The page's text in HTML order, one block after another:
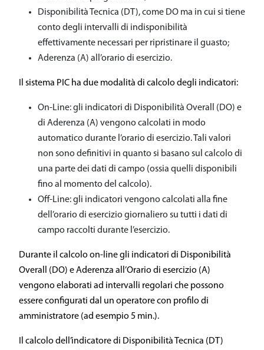
Disponibilità Tecnica (DT), come DO ma in cui si tiene
conto degli intervalli di indisponibilità
effettivamente necessari per ripristinare il guasto;
Aderenza (A) all’orario di esercizio.
Il sistema PIC ha due modalità di calcolo degli indicatori:
On-Line: gli indicatori di Disponibilità Overall (DO) e
di Aderenza (A) vengono calcolati in modo
automatico durante l’orario di esercizio. Tali valori
non sono definitivi in quanto si basano sul calcolo di
una parte dei dati di campo (ossia quelli disponibili
fino al momento del calcolo).
Off-Line: gli indicatori vengono calcolati alla fine
dell’orario di esercizio giornaliero su tutti i dati di
campo raccolti durante l’esercizio.
Durante il calcolo on-line gli indicatori di Disponibilità
Overall (DO) e Aderenza all’Orario di esercizio (A)
vengono elaborati ad intervalli regolari che possono
essere configurati dal un operatore con profilo di
amministratore (ad esempio 5 min.).
Il calcolo dell’indicatore di Disponibilità Tecnica (DT)